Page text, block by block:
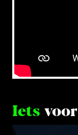
Iets voor